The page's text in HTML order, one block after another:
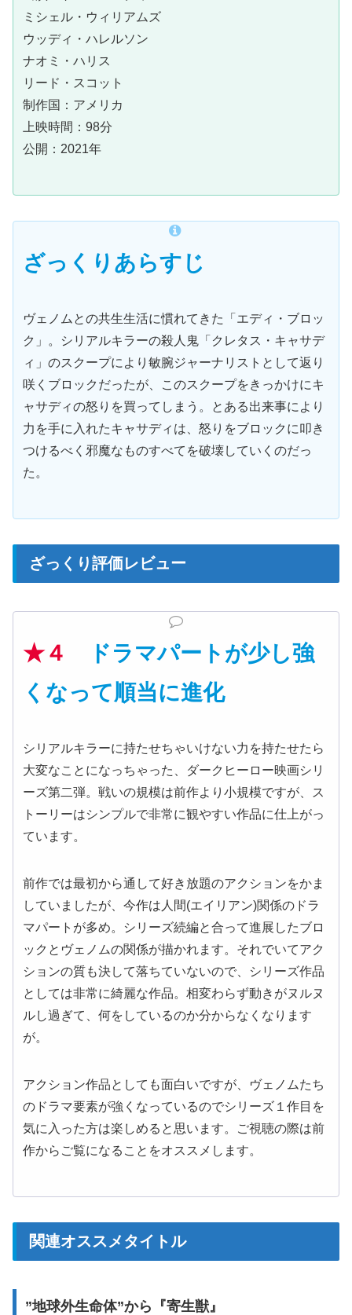
ミシェル・ウィリアムズ
ウッディ・ハレルソン
ナオミ・ハリス
リード・スコット
制作国：アメリカ
上映時間：98分
公開：2021年
ざっくりあらすじ
ヴェノムとの共生生活に慣れてきた「エディ・ブロッ
ク」。シリアルキラーの殺人鬼「クレタス・キャサデ
ィ」のスクープにより敏腕ジャーナリストとして返り
咲くブロックだったが、このスクープをきっかけにキ
ャサディの怒りを買ってしまう。とある出来事により
力を手に入れたキャサディは、怒りをブロックに叩き
つけるべく邪魔なものすべてを破壊していくのだっ
た。
ざっくり評価レビュー
★４
ドラマパートが少し強
くなって順当に進化
シリアルキラーに持たせちゃいけない力を持たせたら
大変なことになっちゃった、ダークヒーロー映画シリ
ーズ第二弾。戦いの規模は前作より小規模ですが、ス
トーリーはシンプルで非常に観やすい作品に仕上がっ
ています。
前作では最初から通して好き放題のアクションをかま
していましたが、今作は人間(エイリアン)関係のドラ
マパートが多め。シリーズ続編と合って進展したブロ
ックとヴェノムの関係が描かれます。それでいてアク
ションの質も決して落ちていないので、シリーズ作品
としては非常に綺麗な作品。相変わらず動きがヌルヌ
ルし過ぎて、何をしているのか分からなくなります
が。
アクション作品としても面白いですが、ヴェノムたち
のドラマ要素が強くなっているのでシリーズ１作目を
気に入った方は楽しめると思います。ご視聴の際は前
作からご覧になることをオススメします。
関連オススメタイトル
”地球外生命体”から『寄生獣』